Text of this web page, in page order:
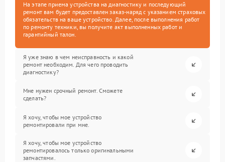
На этапе приема устройства на диагностику и последующий
ремонт вам будет предоставлен заказ-наряд с указанием страховых
обязательств на ваше устройство. Далее, после выполнения работ
по ремонту техники, вы получите акт выполненных работ и
гарантийный талон.
Я уже знаю в чем неисправность и какой
ремонт необходим. Для чего проводить
диагностику?
Мне нужен срочный ремонт. Сможете
сделать?
Я хочу, чтобы мое устройство
ремонтировали при мне.
Я хочу, чтобы мое устройство
ремонтировалось только оригинальными
запчастями.